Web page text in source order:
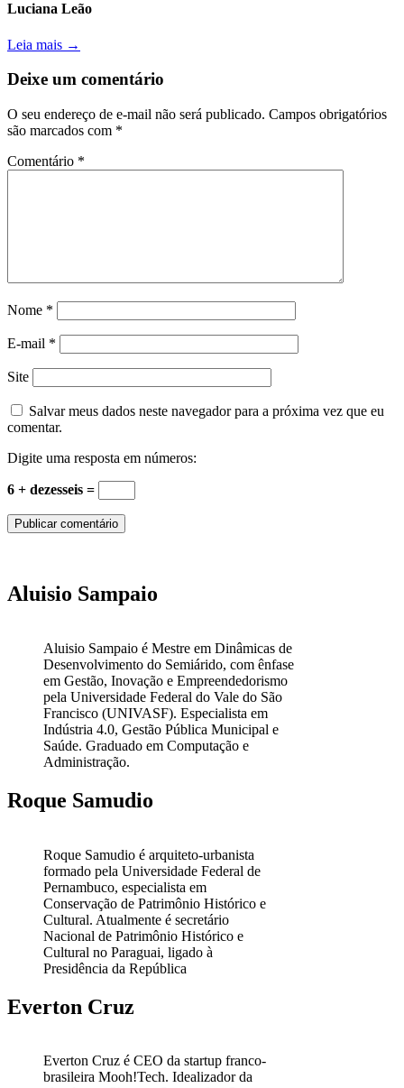
Luciana Leão
Leia mais →
Deixe um comentário
O seu endereço de e-mail não será publicado. Campos obrigatórios
são marcados com *
Comentário *
Nome *
E-mail *
Site
Salvar meus dados neste navegador para a próxima vez que eu
comentar.
Digite uma resposta em números:
6 + dezesseis =
Aluisio Sampaio
Aluisio Sampaio é Mestre em Dinâmicas de
Desenvolvimento do Semiárido, com ênfase
em Gestão, Inovação e Empreendedorismo
pela Universidade Federal do Vale do São
Francisco (UNIVASF). Especialista em
Indústria 4.0, Gestão Pública Municipal e
Saúde. Graduado em Computação e
Administração.
Roque Samudio
Roque Samudio é arquiteto-urbanista
formado pela Universidade Federal de
Pernambuco, especialista em
Conservação de Patrimônio Histórico e
Cultural. Atualmente é secretário
Nacional de Patrimônio Histórico e
Cultural no Paraguai, ligado à
Presidência da República
Everton Cruz
Everton Cruz é CEO da startup franco-
brasileira Mooh!Tech. Idealizador da